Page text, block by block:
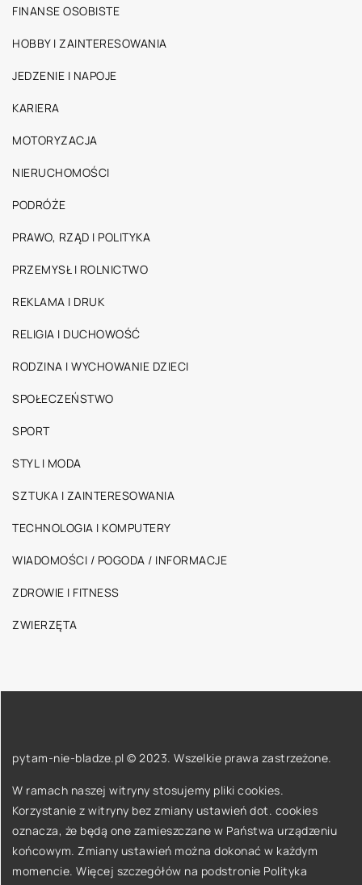
FINANSE OSOBISTE
HOBBY I ZAINTERESOWANIA
JEDZENIE I NAPOJE
KARIERA
MOTORYZACJA
NIERUCHOMOŚCI
PODRÓŻE
PRAWO, RZĄD I POLITYKA
PRZEMYSŁ I ROLNICTWO
REKLAMA I DRUK
RELIGIA I DUCHOWOŚĆ
RODZINA I WYCHOWANIE DZIECI
SPOŁECZEŃSTWO
SPORT
STYL I MODA
SZTUKA I ZAINTERESOWANIA
TECHNOLOGIA I KOMPUTERY
WIADOMOŚCI / POGODA / INFORMACJE
ZDROWIE I FITNESS
ZWIERZĘTA
pytam-nie-bladze.pl © 2023. Wszelkie prawa zastrzeżone.
W ramach naszej witryny stosujemy pliki cookies.
Korzystanie z witryny bez zmiany ustawień dot. cookies
oznacza, że będą one zamieszczane w Państwa urządzeniu
końcowym. Zmiany ustawień można dokonać w każdym
momencie. Więcej szczegółów na podstronie Polityka